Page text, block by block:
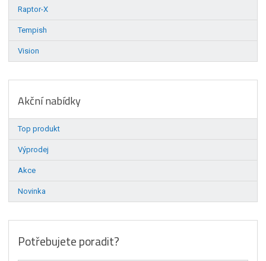
Raptor-X
Tempish
Vision
Akční nabídky
Top produkt
Výprodej
Akce
Novinka
Potřebujete poradit?